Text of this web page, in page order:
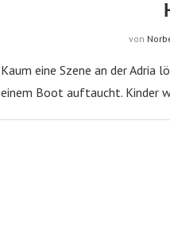
von
Kaum eine Szene an der Adria
einem Boot auftaucht. Kinder